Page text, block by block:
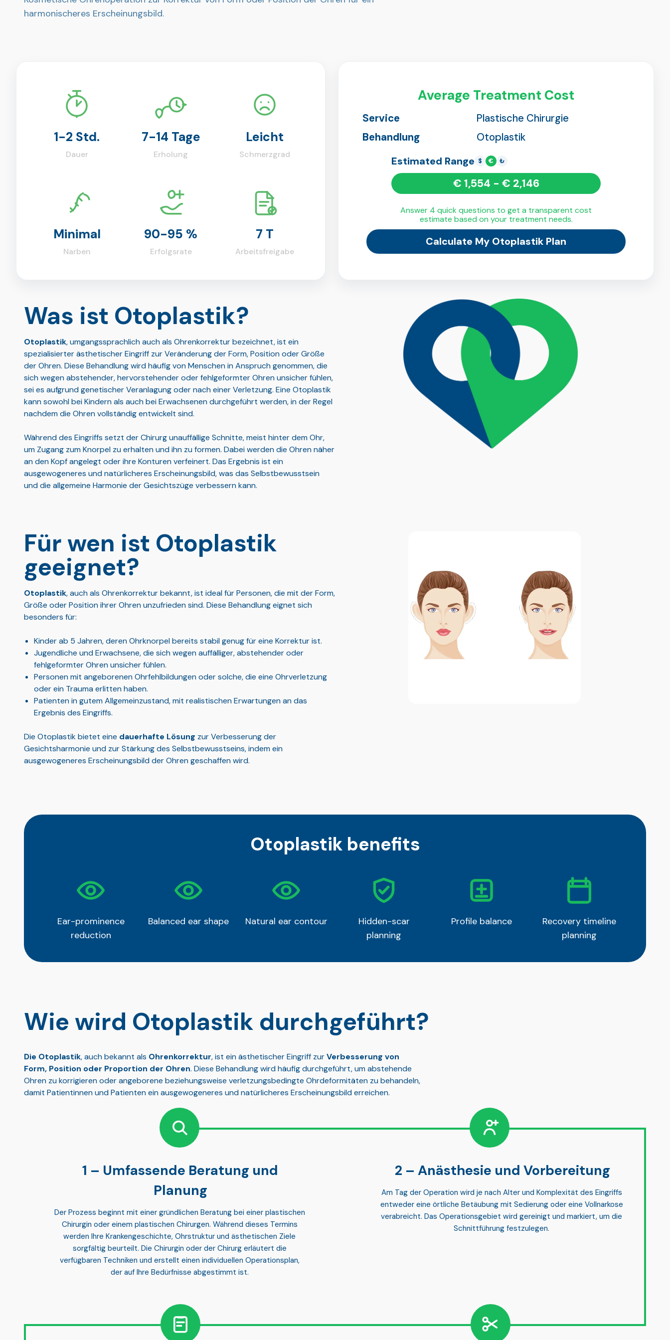
harmonischeres Erscheinungsbild.
1-2 Std.
Dauer
7-14 Tage
Erholung
Leicht
Schmerzgrad
Minimal
Narben
90-95 %
Erfolgsrate
7 T
Arbeitsfreigabe
Average Treatment Cost
Service
Plastische Chirurgie
Behandlung
Otoplastik
Estimated Range $ € ₺
€ 1,554 - € 2,146
Answer 4 quick questions to get a transparent cost
estimate based on your treatment needs.
Calculate My Otoplastik Plan
Was ist Otoplastik?
Otoplastik, umgangssprachlich auch als Ohrenkorrektur bezeichnet, ist ein
spezialisierter ästhetischer Eingriff zur Veränderung der Form, Position oder Größe
der Ohren. Diese Behandlung wird häufig von Menschen in Anspruch genommen, die
sich wegen abstehender, hervorstehender oder fehlgeformter Ohren unsicher fühlen,
sei es aufgrund genetischer Veranlagung oder nach einer Verletzung. Eine Otoplastik
kann sowohl bei Kindern als auch bei Erwachsenen durchgeführt werden, in der Regel
nachdem die Ohren vollständig entwickelt sind.
Während des Eingriffs setzt der Chirurg unauffällige Schnitte, meist hinter dem Ohr,
um Zugang zum Knorpel zu erhalten und ihn zu formen. Dabei werden die Ohren näher
an den Kopf angelegt oder ihre Konturen verfeinert. Das Ergebnis ist ein
ausgewogeneres und natürlicheres Erscheinungsbild, was das Selbstbewusstsein
und die allgemeine Harmonie der Gesichtszüge verbessern kann.
Für wen ist Otoplastik
geeignet?
Otoplastik, auch als Ohrenkorrektur bekannt, ist ideal für Personen, die mit der Form,
Größe oder Position ihrer Ohren unzufrieden sind. Diese Behandlung eignet sich
besonders für:
Kinder ab 5 Jahren, deren Ohrknorpel bereits stabil genug für eine Korrektur ist.
Jugendliche und Erwachsene, die sich wegen auffälliger, abstehender oder
fehlgeformter Ohren unsicher fühlen.
Personen mit angeborenen Ohrfehlbildungen oder solche, die eine Ohrverletzung
oder ein Trauma erlitten haben.
Patienten in gutem Allgemeinzustand, mit realistischen Erwartungen an das
Ergebnis des Eingriffs.
Die Otoplastik bietet eine dauerhafte Lösung zur Verbesserung der
Gesichtsharmonie und zur Stärkung des Selbstbewusstseins, indem ein
ausgewogeneres Erscheinungsbild der Ohren geschaffen wird.
Otoplastik benefits
Ear-prominence
reduction
Balanced ear shape Natural ear contour
Hidden-scar
planning
Profile balance
Recovery timeline
planning
Wie wird Otoplastik durchgeführt?
Die Otoplastik, auch bekannt als Ohrenkorrektur, ist ein ästhetischer Eingriff zurVerbesserung von
Form, Position oder Proportion der Ohren. Diese Behandlung wird häufig durchgeführt, um abstehende
Ohren zu korrigieren oder angeborene beziehungsweise verletzungsbedingte Ohrdeformitäten zu behandeln,
damit Patientinnen und Patienten ein ausgewogeneres und natürlicheres Erscheinungsbild erreichen.
Umfassende Beratung und
Planung
Der Prozess beginnt mit einer gründlichen Beratungbei einer plastischen
Chirurgin oder einem plastischen Chirurgen. Während dieses Termins
werden Ihre Krankengeschichte, Ohrstruktur und ästhetischen Ziele
sorgfältig beurteilt. Die Chirurgin oder der Chirurg erläutert die
verfügbaren Techniken und erstellt einen individuellen Operationsplan,
der auf Ihre Bedürfnisse abgestimmt ist.
Anästhesie und Vorbereitung
Am Tag der Operation wird je nach Alter und Komplexität des Eingriffs
entweder eine örtliche Betäubung mit Sedierungoder eine Vollnarkose
verabreicht. Das Operationsgebiet wird gereinigt und markiert, um die
Schnittführung festzulegen.